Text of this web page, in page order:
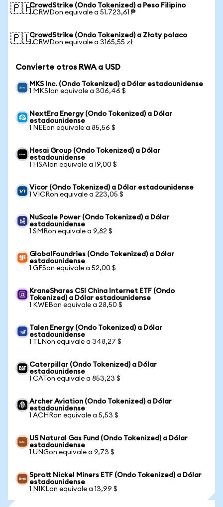
🇵🇭CrowdStrike (Ondo Tokenized) a Peso Filipino
1 CRWDon equivale a 51.723,61 ₱
🇵🇱CrowdStrike (Ondo Tokenized) a Złoty polaco
1 CRWDon equivale a 3165,55 zł
Convierte otros RWA a USD
MKS Inc. (Ondo Tokenized) a Dólar estadounidense
1 MKSIon equivale a 306,46 $
NextEra Energy (Ondo Tokenized) a Dólar
estadounidense
1 NEEon equivale a 85,56 $
Hesai Group (Ondo Tokenized) a Dólar
estadounidense
1 HSAIon equivale a 19,00 $
Vicor (Ondo Tokenized) a Dólar estadounidense
1 VICRon equivale a 223,05 $
NuScale Power (Ondo Tokenized) a Dólar
estadounidense
1 SMRon equivale a 9,82 $
GlobalFoundries (Ondo Tokenized) a Dólar
estadounidense
1 GFSon equivale a 52,00 $
KraneShares CSI China Internet ETF (Ondo
Tokenized) a Dólar estadounidense
1 KWEBon equivale a 28,50 $
Talen Energy (Ondo Tokenized) a Dólar
estadounidense
1 TLNon equivale a 348,27 $
Caterpillar (Ondo Tokenized) a Dólar
estadounidense
1 CATon equivale a 853,23 $
Archer Aviation (Ondo Tokenized) a Dólar
estadounidense
1 ACHRon equivale a 5,53 $
US Natural Gas Fund (Ondo Tokenized) a Dólar
estadounidense
1 UNGon equivale a 9,73 $
Sprott Nickel Miners ETF (Ondo Tokenized) a Dólar
estadounidense
1 NIKLon equivale a 13,99 $